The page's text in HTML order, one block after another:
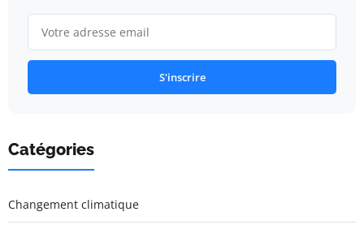
S'inscrire
Catégories
Changement climatique